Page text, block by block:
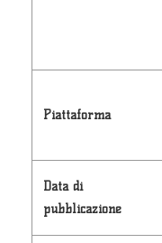
Piattaforma
Data di
pubblicazione